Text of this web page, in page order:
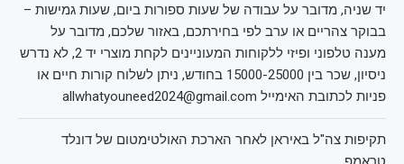
יד שניה, מדובר על עבודה של שעות ספורות ביום, שעות גמישות –
בבוקר צהריים או ערב לפי בחירתכם, באזור שלכם, מדובר על
מענה טלפוני ופיזי ללקוחות המעוניינים לקחת מוצרי יד 2, לא נדרש
ניסיון, שכר בין 15000-25000 בחודש, ניתן לשלוח קורות חיים או
פניות לכתובת האימייל allwhatyouneed2024@gmail.com
תקיפות צה"ל באיראן לאחר הארכת האולטימטום של דונלד